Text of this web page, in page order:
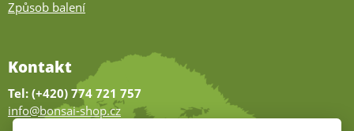
Způsob balení
Kontakt
Tel: (+420) 774 721 757
info@bonsai-shop.cz